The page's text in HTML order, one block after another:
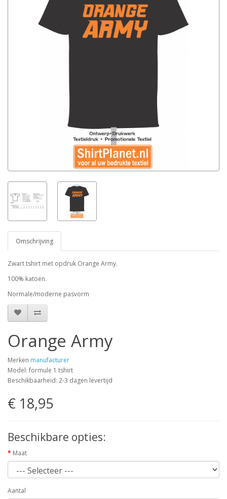
Omschrijving
Zwart tshirt met opdruk Orange Army.
100% katoen.
Normale/moderne pasvorm
Orange Army
Merken manufacturer
Model: formule 1 tshirt
Beschikbaarheid: 2-3 dagen levertijd
€ 18,95
Beschikbare opties:
Maat
Aantal